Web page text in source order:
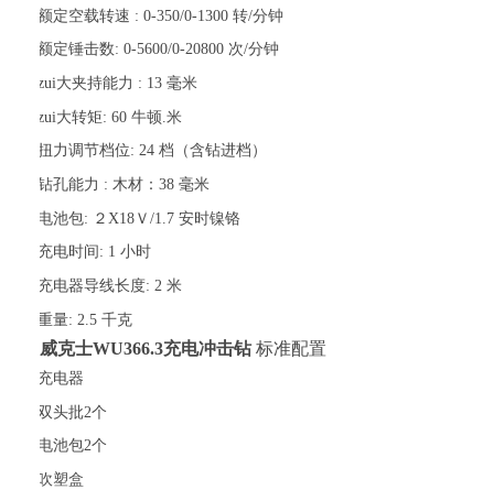
额定空载转速 : 0-350/0-1300 转/分钟
额定锤击数: 0-5600/0-20800 次/分钟
zui大夹持能力 : 13 毫米
zui大转矩: 60 牛顿.米
扭力调节档位: 24 档（含钻进档）
钻孔能力 : 木材：38 毫米
电池包: ２X18Ｖ/1.7 安时镍铬
充电时间: 1 小时
充电器导线长度: 2 米
重量: 2.5 千克
威克士WU366.3充电冲击钻 标准配置
充电器
双头批2个
电池包2个
吹塑盒